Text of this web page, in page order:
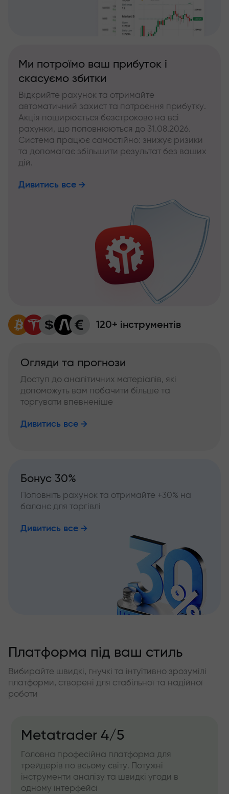
Ми потроїмо ваш прибуток і
скасуємо збитки
Відкрийте рахунок та отримайте
автоматичний захист та потроєння прибутку.
Акція поширюється безстроково на всі
рахунки, що поповнюються до 31.08.2026.
Система працює самостійно: знижує ризики
та допомагає збільшити результат без ваших
дій.
Дивитись все
120+ інструментів
Огляди та прогнози
Доступ до аналітичних матеріалів, які
допоможуть вам побачити більше та
торгувати впевненіше
Дивитись все
Бонус 30%
Поповніть рахунок та отримайте +30% на
баланс для торгівлі
Дивитись все
Платформа під ваш стиль
Вибирайте швидкі, гнучкі та інтуїтивно зрозумілі
платформи, створені для стабільної та надійної
роботи
Metatrader 4/5
Головна професійна платформа для
трейдерів по всьому світу. Потужні
інструменти аналізу та швидкі угоди в
одному інтерфейсі